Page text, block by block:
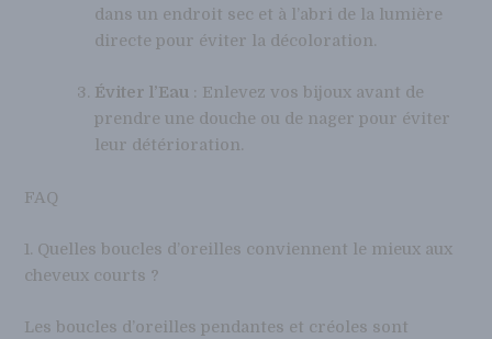
dans un endroit sec et à l’abri de la lumière
directe pour éviter la décoloration.
Éviter l’Eau : Enlevez vos bijoux avant de
prendre une douche ou de nager pour éviter
leur détérioration.
FAQ
1. Quelles boucles d’oreilles conviennent le mieux aux
cheveux courts ?
Les boucles d’oreilles pendantes et créoles sont